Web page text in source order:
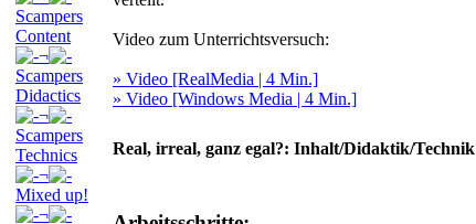
Scampers
Content
¬
Scampers
Didactics
¬
Scampers
Technics
¬
Mixed up!
¬
Video zum Unterrichtsversuch:
» Video [RealMedia | 4 Min.]
» Video [Windows Media | 4 Min.]
Real, irreal, ganz egal?: Inhalt/Didaktik/Technik